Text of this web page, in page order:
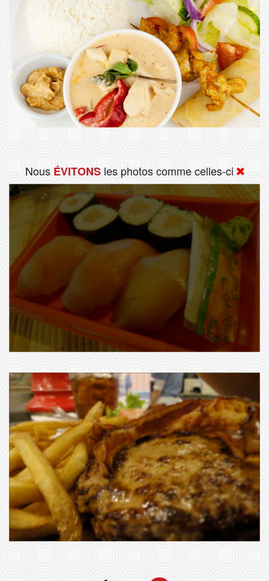
Nous ÉVITONSles photos comme celles-ci